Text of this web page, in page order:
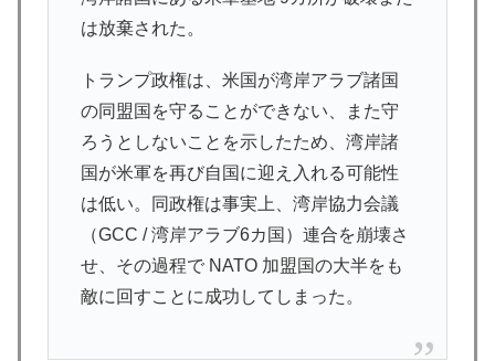
は放棄された。
トランプ政権は、米国が湾岸アラブ諸国
の同盟国を守ることができない、また守
ろうとしないことを示したため、湾岸諸
国が米軍を再び自国に迎え入れる可能性
は低い。同政権は事実上、湾岸協力会議
（GCC / 湾岸アラブ6カ国）連合を崩壊さ
せ、その過程で NATO 加盟国の大半をも
敵に回すことに成功してしまった。